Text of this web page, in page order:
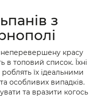
з
красу
в топовий список. Їхні
роблять їх ідеальними
особливих випадків.
та вразити когось